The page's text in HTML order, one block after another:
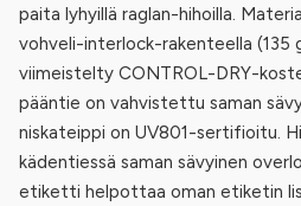
paita lyhyillä raglan-hihoilla.
vohveli-interlock-rakenteella (135
viimeistelty CONTROL-DRY-
pääntie on vahvistettu saman
niskateippi on UV801-sertifioitu.
kädentiessä saman sävyinen
etiketti helpottaa oman etiketin